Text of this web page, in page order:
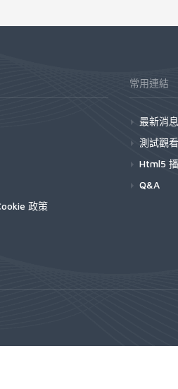
政策
常用連結
最新消息
測試觀
Html5
Q&A